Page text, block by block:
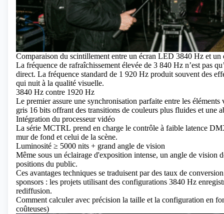
Comparaison du scintillement entre un écran LED 3840 Hz et un
La fréquence de rafraîchissement élevée de 3 840 Hz n’est pas
direct. La fréquence standard de 1 920 Hz produit souvent des
qui nuit à la qualité visuelle.
3840 Hz contre 1920 Hz
Le premier assure une synchronisation parfaite entre les
gris 16 bits offrant des transitions de couleurs plus fluides et une
Intégration du processeur vidéo
La série MCTRL prend en charge le contrôle à faible latence
mur de fond et celui de la scène.
Luminosité ≥ 5000 nits + grand angle de vision
Même sous un éclairage d'exposition intense, un angle de vision
positions du public.
Ces avantages techniques se traduisent par des taux de
sponsors : les projets utilisant des configurations 3840 Hz
rediffusion.
Comment calculer avec précision la taille et la configuration en
coûteuses)